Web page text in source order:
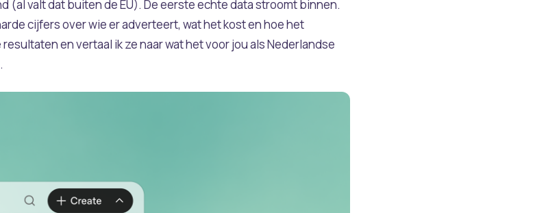
(al valt dat buiten de EU). De eerste echte data stroomt binnen.
cijfers over wie er adverteert, wat het kost en hoe het
en vertaal ik ze naar wat het voor jou als Nederlandse